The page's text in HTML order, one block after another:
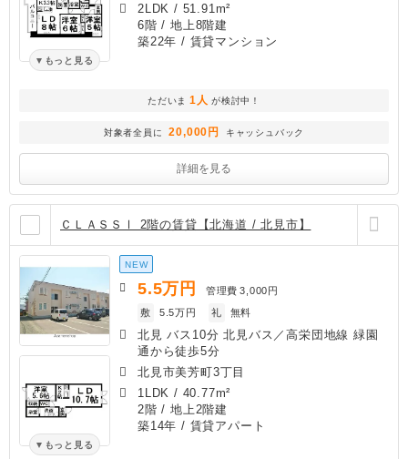
もっと見る
2LDK / 51.91m²
6階 / 地上8階建
築22年 / 賃貸マンション
ただいま 1人 が検討中！
対象者全員に 20,000円 キャッシュバック
詳細を見る
ＣＬＡＳＳⅠ 2階の賃貸【北海道 / 北見市】
もっと見る
NEW
5.5万円 管理費 3,000円
敷
5.5万円 礼 無料
北見 バス10分 北見バス／高栄団地線 緑園
通から徒歩5分
北見市美芳町3丁目
1LDK / 40.77m²
2階 / 地上2階建
築14年 / 賃貸アパート